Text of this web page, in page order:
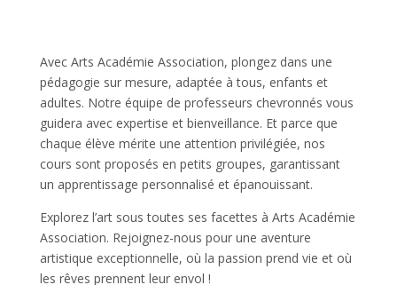
Avec Arts Académie Association, plongez dans une
pédagogie sur mesure, adaptée à tous, enfants et
adultes. Notre équipe de professeurs chevronnés vous
guidera avec expertise et bienveillance. Et parce que
chaque élève mérite une attention privilégiée, nos
cours sont proposés en petits groupes, garantissant
un apprentissage personnalisé et épanouissant.
Explorez l’art sous toutes ses facettes à Arts Académie
Association. Rejoignez-nous pour une aventure
artistique exceptionnelle, où la passion prend vie et où
les rêves prennent leur envol !